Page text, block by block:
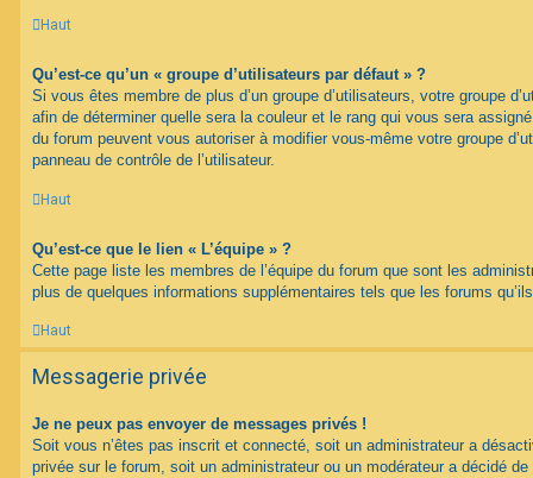
Haut
Qu’est-ce qu’un « groupe d’utilisateurs par défaut » ?
Si vous êtes membre de plus d’un groupe d’utilisateurs, votre groupe
afin de déterminer quelle sera la couleur et le rang qui vous sera
du forum peuvent vous autoriser à modifier vous-même votre groupe
panneau de contrôle de l’utilisateur.
Haut
Qu’est-ce que le lien « L’équipe » ?
Cette page liste les membres de l’équipe du forum que sont les
plus de quelques informations supplémentaires tels que les forums
Haut
Messagerie privée
Je ne peux pas envoyer de messages privés !
Soit vous n’êtes pas inscrit et connecté, soit un administrateur a
privée sur le forum, soit un administrateur ou un modérateur a décidé de